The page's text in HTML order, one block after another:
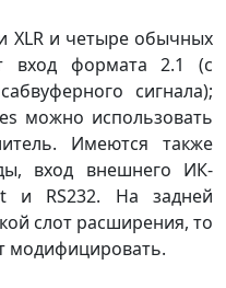
XLR и четыре обычных
вход формата 2.1 (с
сигнала);
можно использовать
Имеются также
вход внешнего ИК-
и RS232. На задней
слот расширения, то
модифицировать.